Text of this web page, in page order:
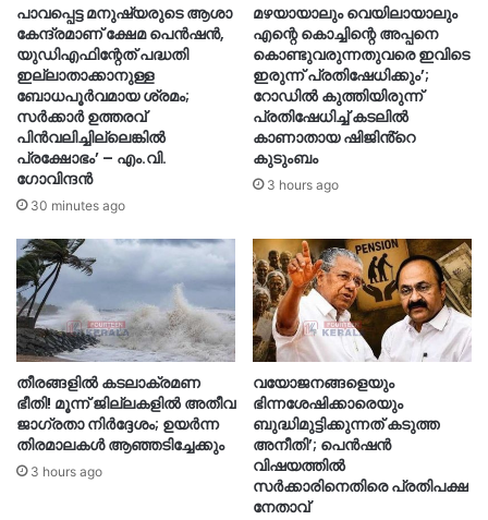
പാവപ്പെട്ട മനുഷ്യരുടെ ആശാ
കേന്ദ്രമാണ് ക്ഷേമ പെൻഷൻ,
യുഡിഎഫിന്റേത് പദ്ധതി
ഇല്ലാതാക്കാനുള്ള
ബോധപൂർവമായ ശ്രമം;
സർക്കാർ ഉത്തരവ്
പിൻവലിച്ചില്ലെങ്കിൽ
പ്രക്ഷോഭം’ – എം.വി.
ഗോവിന്ദൻ
30 minutes ago
മഴയായാലും വെയിലായാലും
എന്റെ കൊച്ചിന്റെ അപ്പനെ
കൊണ്ടുവരുന്നതുവരെ ഇവിടെ
ഇരുന്ന് പ്രതിഷേധിക്കും’;
റോഡില്‍ കുത്തിയിരുന്ന്
പ്രതിഷേധിച്ച് കടലില്‍
കാണാതായ ഷിജിൻ്റെ
കുടുംബം
3 hours ago
തീരങ്ങളില്‍ കടലാക്രമണ
ഭീതി! മൂന്ന് ജില്ലകളിൽ അതീവ
ജാഗ്രതാ നിർദ്ദേശം; ഉയർന്ന
തിരമാലകൾ ആഞ്ഞടിച്ചേക്കും
3 hours ago
വയോജനങ്ങളെയും
ഭിന്നശേഷിക്കാരെയും
ബുദ്ധിമുട്ടിക്കുന്നത് കടുത്ത
അനീതി’; പെൻഷൻ
വിഷയത്തിൽ
സർക്കാരിനെതിരെ പ്രതിപക്ഷ
നേതാവ്